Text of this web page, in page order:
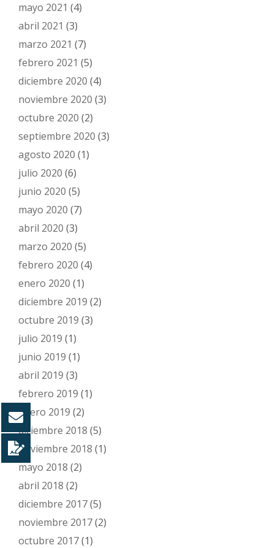
mayo 2021 (4)
abril 2021 (3)
marzo 2021 (7)
febrero 2021 (5)
diciembre 2020 (4)
noviembre 2020 (3)
octubre 2020 (2)
septiembre 2020 (3)
agosto 2020 (1)
julio 2020 (6)
junio 2020 (5)
mayo 2020 (7)
abril 2020 (3)
marzo 2020 (5)
febrero 2020 (4)
enero 2020 (1)
diciembre 2019 (2)
octubre 2019 (3)
julio 2019 (1)
junio 2019 (1)
abril 2019 (3)
febrero 2019 (1)
enero 2019 (2)
diciembre 2018 (5)
noviembre 2018 (1)
mayo 2018 (2)
abril 2018 (2)
diciembre 2017(5)
noviembre 2017(2)
octubre 2017(1)